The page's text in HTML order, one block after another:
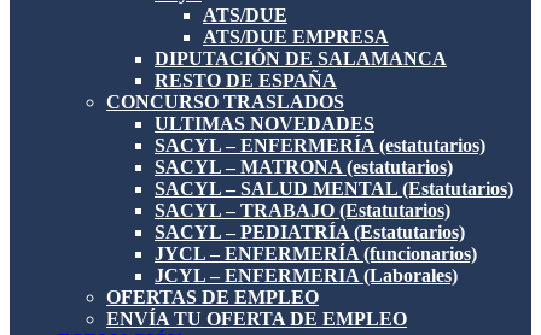
ATS/DUE
ATS/DUE EMPRESA
DIPUTACIÓN DE SALAMANCA
RESTO DE ESPAÑA
CONCURSO TRASLADOS
ULTIMAS NOVEDADES
SACYL – ENFERMERÍA (estatutarios)
SACYL – MATRONA (estatutarios)
SACYL – SALUD MENTAL (Estatutarios)
SACYL – TRABAJO (Estatutarios)
SACYL – PEDIATRÍA (Estatutarios)
JYCL – ENFERMERÍA (funcionarios)
JCYL – ENFERMERIA (Laborales)
OFERTAS DE EMPLEO
ENVÍA TU OFERTA DE EMPLEO